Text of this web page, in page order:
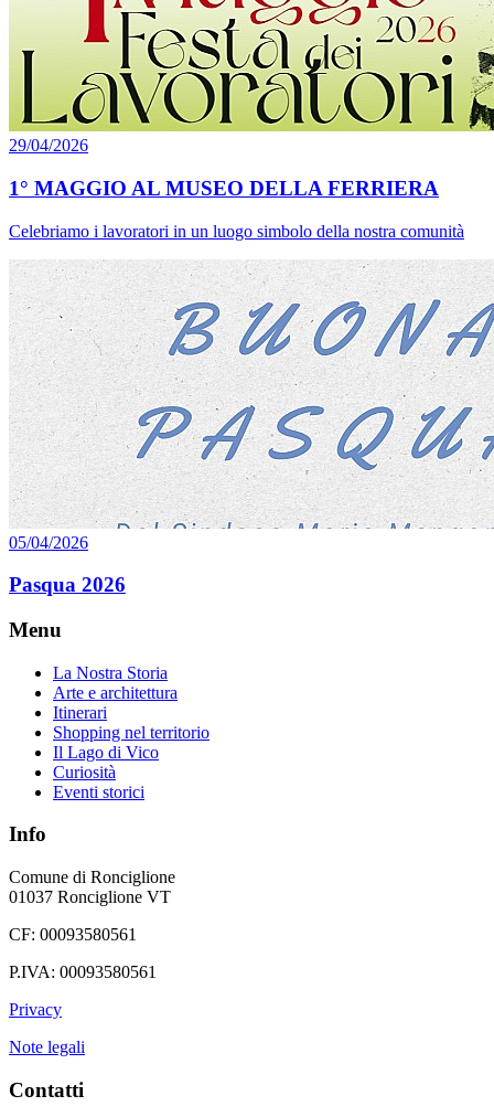
29/04/2026
1° MAGGIO AL MUSEO DELLA FERRIERA
Celebriamo i lavoratori in un luogo simbolo della nostra comunità
05/04/2026
Pasqua 2026
Menu
La Nostra Storia
Arte e architettura
Itinerari
Shopping nel territorio
Il Lago di Vico
Curiosità
Eventi storici
Info
Comune di Ronciglione
01037 Ronciglione VT
CF: 00093580561
P.IVA: 00093580561
Privacy
Note legali
Contatti